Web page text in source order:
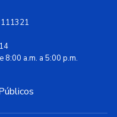
8:00 a.m. a 5:00 p.m.